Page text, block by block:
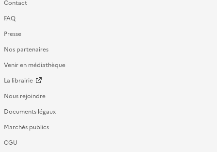
Contact
FAQ
Presse
Nos partenaires
Venir en médiathèque
La librairie
Nous rejoindre
Documents légaux
Marchés publics
CGU